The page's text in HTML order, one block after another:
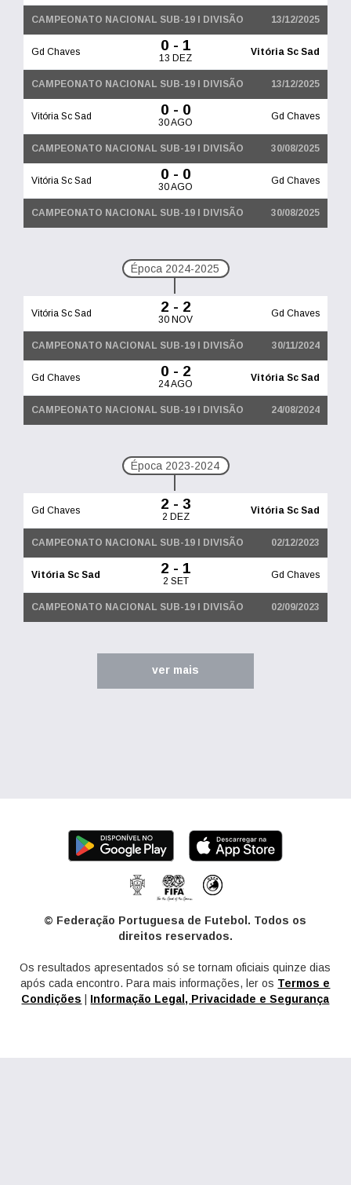
CAMPEONATO NACIONAL SUB-19 I DIVISÃO 13/12/2025
Gd Chaves 0 - 1
13 DEZ
Vitória Sc Sad
CAMPEONATO NACIONAL SUB-19 I DIVISÃO 13/12/2025
Vitória Sc Sad 0 - 0
30 AGO
Gd Chaves
CAMPEONATO NACIONAL SUB-19 I DIVISÃO 30/08/2025
Vitória Sc Sad 0 - 0
30 AGO
Gd Chaves
CAMPEONATO NACIONAL SUB-19 I DIVISÃO 30/08/2025
Época 2024-2025
Vitória Sc Sad 2 - 2
30 NOV
Gd Chaves
CAMPEONATO NACIONAL SUB-19 I DIVISÃO 30/11/2024
Gd Chaves 0 - 2
24 AGO
Vitória Sc Sad
CAMPEONATO NACIONAL SUB-19 I DIVISÃO 24/08/2024
Época 2023-2024
Gd Chaves 2 - 3
2 DEZ
Vitória Sc Sad
CAMPEONATO NACIONAL SUB-19 I DIVISÃO 02/12/2023
Vitória Sc Sad 2 - 1
2 SET
Gd Chaves
CAMPEONATO NACIONAL SUB-19 I DIVISÃO 02/09/2023
ver mais
© Federação Portuguesa de Futebol. Todos os
direitos reservados.
Os resultados apresentados só se tornam oficiais quinze dias
após cada encontro. Para mais informações, ler os Termos e
Condições
Informação Legal, Privacidade e Segurança